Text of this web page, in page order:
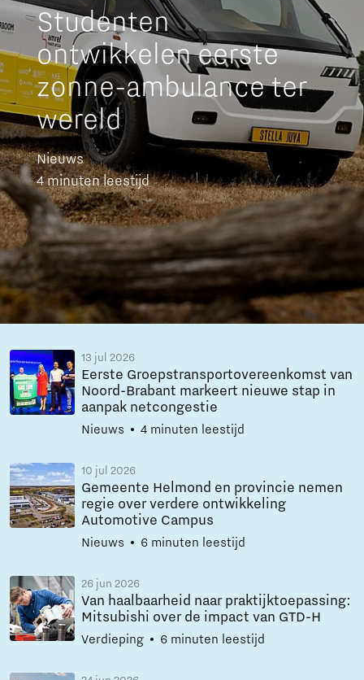
Studenten
ontwikkelen eerste
zonne-ambulance ter
wereld
Nieuws
4 minuten leestijd
13 jul 2026
Eerste Groepstransportovereenkomst van
Noord-Brabant markeert nieuwe stap in
aanpak netcongestie
Nieuws 4 minuten leestijd
10 jul 2026
Gemeente Helmond en provincie nemen
regie over verdere ontwikkeling
Automotive Campus
Nieuws 6 minuten leestijd
26 jun 2026
Van haalbaarheid naar praktijktoepassing:
Mitsubishi over de impact van GTD-H
Verdieping 6 minuten leestijd